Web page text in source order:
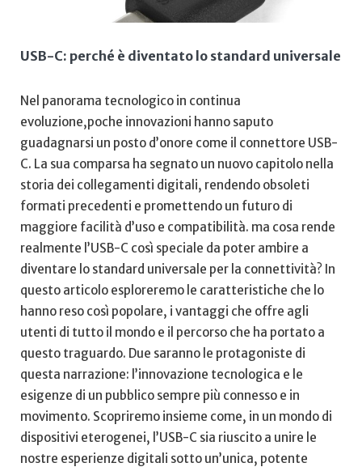
USB-C: perché è diventato lo⁤ standard universale
Nel panorama tecnologico in continua
evoluzione,poche innovazioni hanno saputo
guadagnarsi un posto‌ d’onore come il connettore USB-
C. La sua comparsa ha segnato un⁣ nuovo capitolo nella
storia‍ dei collegamenti digitali, rendendo obsoleti
formati precedenti e promettendo ⁣un futuro di
maggiore⁢ facilità d’uso‌ e‌ compatibilità. ma cosa rende ​
realmente l’USB-C così speciale da‍ poter ambire a
⁤diventare lo standard universale per⁣ la connettività? In
⁣questo articolo esploreremo le caratteristiche ​che⁤ lo
hanno‌ reso così popolare, ⁣i vantaggi che offre agli
utenti ⁣di tutto il mondo e ‌il‍ percorso che ha portato ‌a
⁣questo traguardo. Due saranno le protagoniste di
questa narrazione: l’innovazione tecnologica⁤ e le
esigenze di un pubblico sempre più connesso e ​in
movimento. Scopriremo insieme ⁤come, in un mondo di
dispositivi eterogenei, l’USB-C sia ​riuscito‌ a unire le
⁣nostre esperienze digitali sotto un’unica, ‍potente